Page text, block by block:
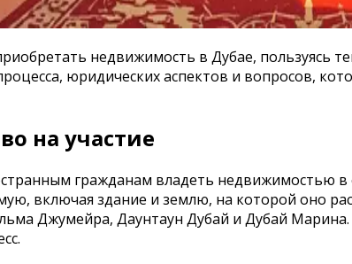
недвижимость в Дубае, пользуясь
юридических аспектов и вопросов,
на участие
гражданам владеть недвижимостью
включая здание и землю, на которой оно
Джумейра, Даунтаун Дубай и Дубай